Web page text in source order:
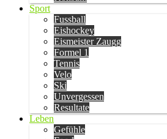
Sport
Fussball
Eishockey
Eismeister Zaugg
Formel 1
Tennis
Velo
Ski
Unvergessen
Resultate
Leben
Gefühle